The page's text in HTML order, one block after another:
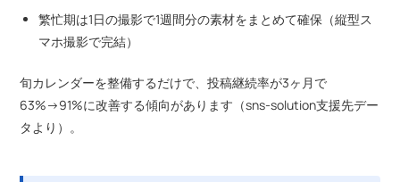
繁忙期は1日の撮影で1週間分の素材をまとめて確保（縦型ス
マホ撮影で完結）
旬カレンダーを整備するだけで、投稿継続率が3ヶ月で
63%→91%に改善する傾向があります（sns-solution支援先デー
タより）。